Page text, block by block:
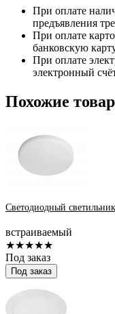
При оплате
предъявления
При оплате
банковскую
При оплате
электронный
Похожие
встраиваемый
★★★★★
Под заказ
Под заказ